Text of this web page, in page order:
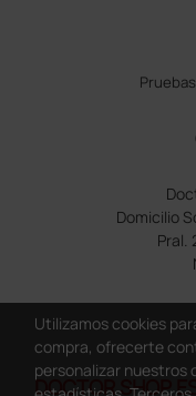
Domicilio
Pral.
DOCTOR SHOP
Utilizamos cookies
compra, ofrecerte
personalizar nuestros